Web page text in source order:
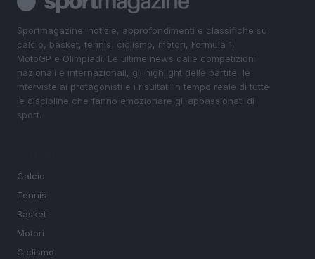
Sportmagazine: notizie, approfondimenti e classifiche su
calcio, basket, tennis, ciclismo, motori, Formula 1,
MotoGP e Olimpiadi. Le ultime news dalle competizioni
nazionali e internazionali, gli highlight delle partite, le
interviste ai protagonisti e i risultati in tempo reale di tutte
le discipline che fanno emozionare gli appassionati di
sport.
Calcio
Tennis
Basket
Motori
Ciclismo